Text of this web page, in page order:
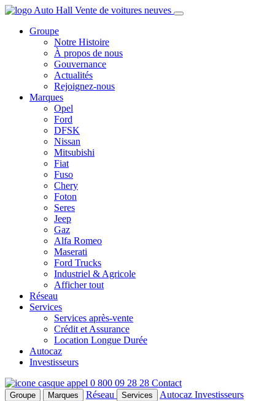
Groupe
Notre Histoire
À propos de nous
Gouvernance
Actualités
Rejoignez-nous
Marques
Opel
Ford
DFSK
Nissan
Mitsubishi
Fiat
Fuso
Chery
Foton
Seres
Jeep
Gaz
Alfa Romeo
Maserati
Ford Trucks
Industriel & Agricole
Afficher tout
Réseau
Services
Services après-vente
Crédit et Assurance
Location Longue Durée
Autocaz
Investisseurs
0 800 09 28 28 Contact
Groupe Marques Réseau Services Autocaz Investisseurs